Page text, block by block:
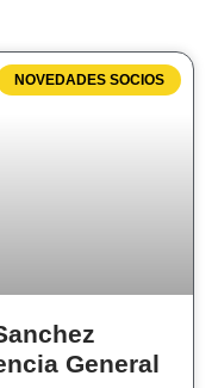
NOVEDADES SOCIOS
General